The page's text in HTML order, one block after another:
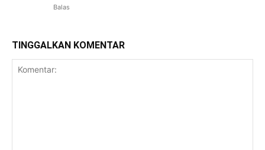
Balas
TINGGALKAN KOMENTAR